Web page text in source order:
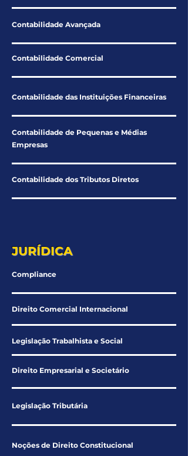
Contabilidade Avançada
Contabilidade Comercial
Contabilidade das Instituições Financeiras
Contabilidade de Pequenas e Médias
Empresas
Contabilidade dos Tributos Diretos
JURÍDICA
Compliance
Direito Comercial Internacional
Legislação Trabalhista e Social
Direito Empresarial e Societário
Legislação Tributária
Noções de Direito Constitucional